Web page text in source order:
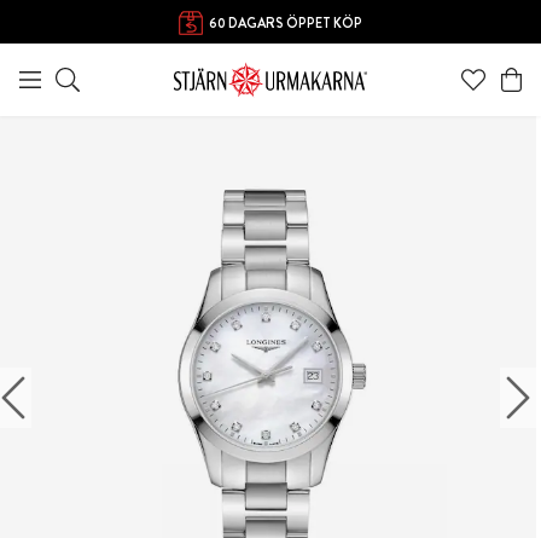
60 DAGARS ÖPPET KÖP
FRI FRAKT ÖVER 1000 KR